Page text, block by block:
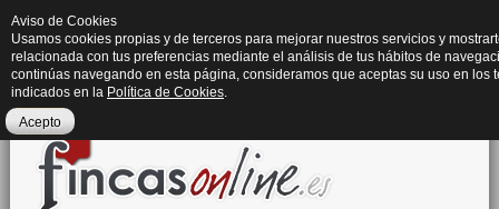
Aviso de Cookies
Usamos cookies propias y de terceros para mejorar nuestros servicios y
relacionada con tus preferencias mediante el análisis de tus hábitos de
continúas navegando en esta página, consideramos que aceptas su uso en los
indicados en la Política de Cookies.
Acepto